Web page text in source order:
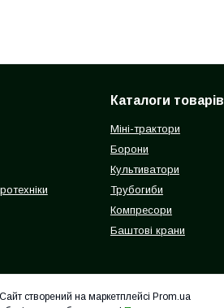
Каталоги товарів
Міні-трактори
Борони
Культиватори
Трубогиби
Компресори
Баштові крани
Сайт створений на маркетплейсі Prom.ua